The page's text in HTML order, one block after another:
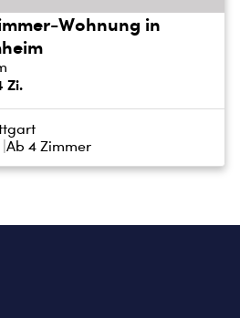
Wohnung in
Zi.
Ab 4 Zimmer